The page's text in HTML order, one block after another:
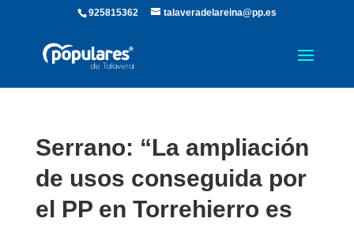
925815362 talaveradelareina@pp.es
Serrano: “La ampliación
de usos conseguida por
el PP en Torrehierro es